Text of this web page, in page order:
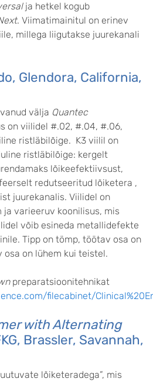
ja hetkel kogub
. Viimatimainitul on erinev
millega liigutakse juurekanali
Glendora, California,
välja Quantec
on viilidel #.02, #.04, #.06,
ristläbilõige. K3 viilil on
ristläbilõige: kergelt
lõikeefektiivsust,
redutseeritud lõiketera ,
juurekanalis. Viilidel on
varieeruv koonilisus, mis
võib esineda metallidefekte
Tipp on tömp, töötav osa on
osa on lühem kui teistel.
preparatsioonitehnikat
filecabinet/
with Alternating
Brassler, Savannah,
lõiketeradega”, mis